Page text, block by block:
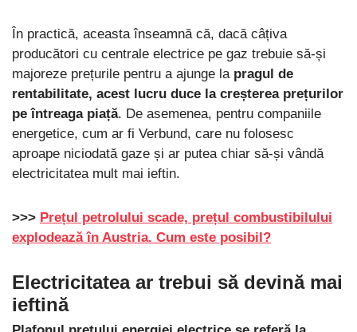
În practică, aceasta înseamnă că, dacă câțiva
producători cu centrale electrice pe gaz trebuie să-și
majoreze prețurile pentru a ajunge la pragul de
rentabilitate, acest lucru duce la creșterea prețurilor
pe întreaga piață. De asemenea, pentru companiile
energetice, cum ar fi Verbund, care nu folosesc
aproape niciodată gaze și ar putea chiar să-și vândă
electricitatea mult mai ieftin.
>>> Prețul petrolului scade, prețul combustibilului
explodează în Austria. Cum este posibil?
Electricitatea ar trebui să devină mai
ieftină